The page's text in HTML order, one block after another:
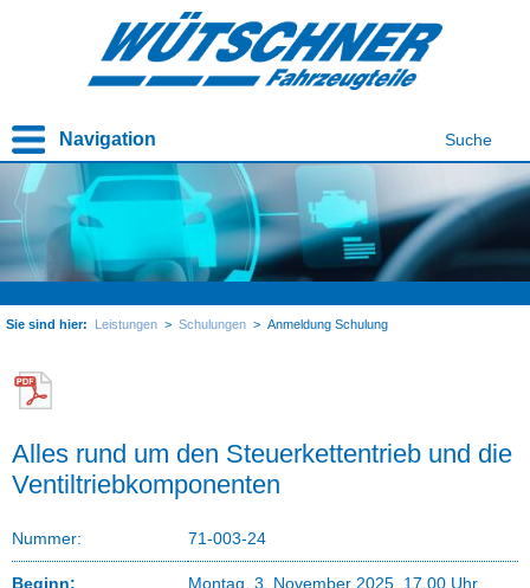
Suche
Navigation
Sie sind hier: Leistungen > Schulungen > Anmeldung Schulung
Alles rund um den Steuerkettentrieb und die
Ventiltriebkomponenten
Nummer: 71-003-24
Beginn: Montag, 3. November 2025, 17.00 Uhr